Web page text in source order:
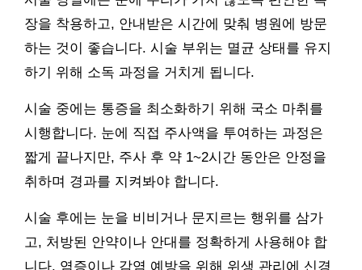
장을 착용하고, 안내받은 시간에 맞춰 병원에 방문
하는 것이 좋습니다. 시술 부위는 멸균 상태를 유지
하기 위해 소독 과정을 거치게 됩니다.
시술 중에는 통증을 최소화하기 위해 국소 마취를
시행합니다. 눈에 직접 주사액을 투여하는 과정은
짧게 끝나지만, 주사 후 약 1~2시간 동안은 안정을
취하며 경과를 지켜봐야 합니다.
시술 후에는 눈을 비비거나 문지르는 행위를 삼가
고, 처방된 안약이나 안대를 정확하게 사용해야 합
니다. 염증이나 감염 예방을 위해 위생 관리에 신경